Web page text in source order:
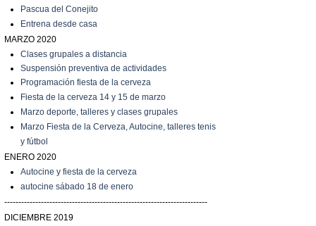
Pascua del Conejito
Entrena desde casa
MARZO 2020
C lases grupales a distancia
Suspensión preventiva de actividades
Programación fiesta de la cerveza
Fiesta de la cerveza 14 y 15 de marzo
Marzo deporte, talleres y clases grupales
Marzo Fiesta de la Cerveza, Autocine, talleres tenis
y fútbol
ENERO 2020
Autocine y fiesta de la cerveza
autocine sábado 18 de enero
------------------------------------------------------------------------
DICIEMBRE 2019